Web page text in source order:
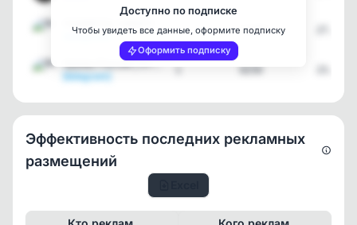
[telegram]
1 31000
Храмы России | Строим Хр…
[telegram]
1 8250
Доступно по подписке
Чтобы увидеть все данные, оформите подписку
Оформить подписку
Эффективность последних рекламных
размещений